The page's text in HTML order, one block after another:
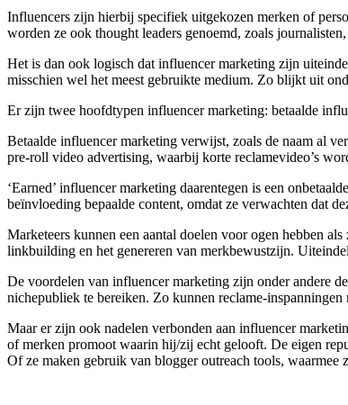
Influencers zijn hierbij specifiek uitgekozen merken of
worden ze ook thought leaders genoemd, zoals
Het is dan ook logisch dat influencer marketing zijn
misschien wel het meest gebruikte medium. Zo blijkt uit
Er zijn twee hoofdtypen influencer marketing: betaalde
Betaalde influencer marketing verwijst, zoals de naam al
pre-roll video advertising, waarbij korte reclamevideo’s
‘Earned’ influencer marketing daarentegen is een
beïnvloeding bepaalde content, omdat ze verwachten dat
Marketeers kunnen een aantal doelen voor ogen hebben
linkbuilding en het genereren van merkbewustzijn.
De voordelen van influencer marketing zijn onder andere
nichepubliek te bereiken. Zo kunnen reclame-
Maar er zijn ook nadelen verbonden aan influencer
of merken promoot waarin hij/zij echt gelooft. De eigen
Of ze maken gebruik van blogger outreach tools,